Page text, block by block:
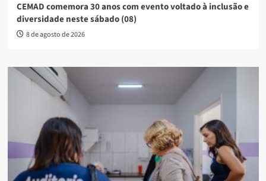
CEMAD comemora 30 anos com evento voltado à inclusão e
diversidade neste sábado (08)
8 de agosto de 2026